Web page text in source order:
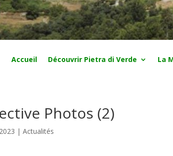
Accueil Découvrir Pietra di Verde La
Photos (2)
|Actualités